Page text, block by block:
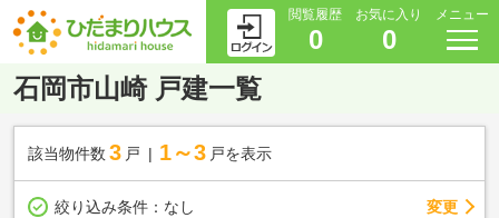
閲覧履歴
0
お気に入り
0
メニュー
石岡市山崎 戸建一覧
該当物件数 3 戸 1～3 戸を表示
絞り込み条件： なし 変更